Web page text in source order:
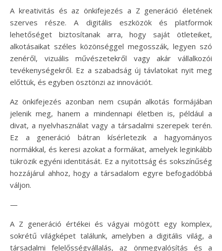
A kreativitás és az önkifejezés a Z generáció életének
szerves része. A digitális eszközök és platformok
lehetőséget biztosítanak arra, hogy saját ötleteiket,
alkotásaikat széles közönséggel megosszák, legyen szó
zenéről, vizuális művészetekről vagy akár vállalkozói
tevékenységekről. Ez a szabadság új távlatokat nyit meg
előttük, és egyben ösztönzi az innovációt.
Az önkifejezés azonban nem csupán alkotás formájában
jelenik meg, hanem a mindennapi életben is, például a
divat, a nyelvhasználat vagy a társadalmi szerepek terén.
Ez a generáció bátran kísérletezik a hagyományos
normákkal, és keresi azokat a formákat, amelyek leginkább
tükrözik egyéni identitását. Ez a nyitottság és sokszínűség
hozzájárul ahhoz, hogy a társadalom egyre befogadóbbá
váljon.
—
A Z generáció értékei és vágyai mögött egy komplex,
sokrétű világképet találunk, amelyben a digitális világ, a
társadalmi felelősségvállalás, az önmegvalósítás és a